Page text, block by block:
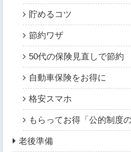
貯めるコツ
節約ワザ
50代の保険見直しで節約
自動車保険をお得に
格安スマホ
もらってお得「公的制度
老後準備